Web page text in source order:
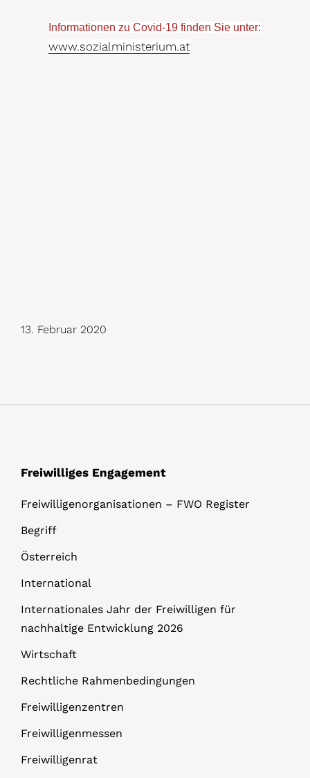
Informationen zu Covid-19 finden Sie unter:
www.sozialministerium.at
13. Februar 2020
Freiwilliges Engagement
Freiwilligenorganisationen – FWO Register
Begriff
Österreich
International
Internationales Jahr der Freiwilligen für
nachhaltige Entwicklung 2026
Wirtschaft
Rechtliche Rahmenbedingungen
Freiwilligenzentren
Freiwilligenmessen
Freiwilligenrat